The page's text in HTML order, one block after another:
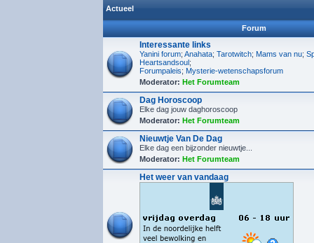
Actueel
Forum
Interessante links
Yanini forum; Anahata; Tarotwitch; Mams van nu;
Heartsandsoul;
Forumpaleis; Mysterie-wetenschapsforum
Moderator: Het Forumteam
Dag Horoscoop
Elke dag jouw daghoroscoop
Moderator: Het Forumteam
Nieuwtje Van De Dag
Elke dag een bijzonder nieuwtje...
Moderator: Het Forumteam
Het weer van vandaag